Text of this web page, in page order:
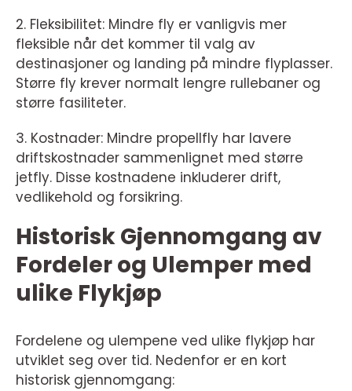
2. Fleksibilitet: Mindre fly er vanligvis mer
fleksible når det kommer til valg av
destinasjoner og landing på mindre flyplasser.
Større fly krever normalt lengre rullebaner og
større fasiliteter.
3. Kostnader: Mindre propellfly har lavere
driftskostnader sammenlignet med større
jetfly. Disse kostnadene inkluderer drift,
vedlikehold og forsikring.
Historisk Gjennomgang av
Fordeler og Ulemper med
ulike Flykjøp
Fordelene og ulempene ved ulike flykjøp har
utviklet seg over tid. Nedenfor er en kort
historisk gjennomgang: